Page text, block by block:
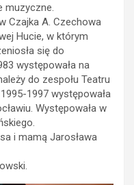
muzyczne.
Czajka A. Czechowa
Hucie, w którym
się do
występowała na
do zespołu Teatru
1997 występowała
Występowała w
i mamą Jarosława